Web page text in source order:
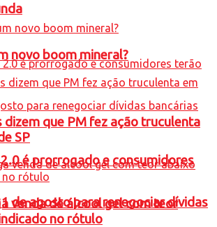
é prorrogado e consumidores
de agosto para renegociar dívidas
novo boom mineral?
dizem que PM fez ação truculenta
SP
venda de álcool gel com teor
no rótulo